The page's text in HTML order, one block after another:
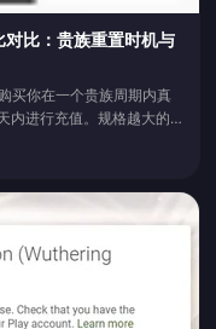
比：贵族重置时机与
买你在一个贵族周期内真
内进行充值。规格越大的礼
钻石”的头条新闻、一时